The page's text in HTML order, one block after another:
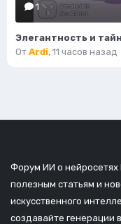
1
От Ardi, 11 часов назад
Форум ИИ о нейросетях
полезным статьям и
искусственного
создавайте генерации